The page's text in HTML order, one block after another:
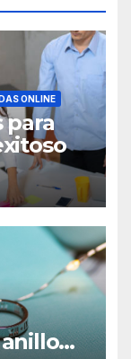
ONLINE
para